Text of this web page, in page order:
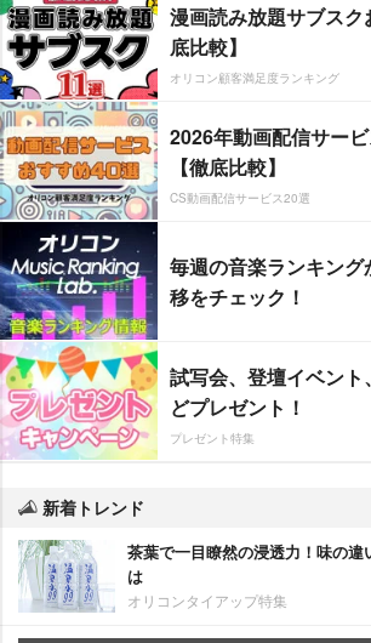
漫画読み放題サブス
底比較】
オリコン顧客満足度ランキング
2026年動画配信サー
【徹底比較】
CS動画配信サービス20選
毎週の音楽ランキン
移をチェック！
試写会、登壇イベン
どプレゼント！
プレゼント特集
新着トレンド
茶葉で一目瞭然の浸透力！味の違
は
オリコンタイアップ特集